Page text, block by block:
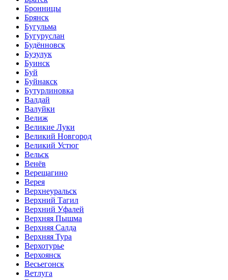
Бронницы
Брянск
Бугульма
Бугуруслан
Будённовск
Бузулук
Буинск
Буй
Буйнакск
Бутурлиновка
Валдай
Валуйки
Велиж
Великие Луки
Великий Новгород
Великий Устюг
Вельск
Венёв
Верещагино
Верея
Верхнеуральск
Верхний Тагил
Верхний Уфалей
Верхняя Пышма
Верхняя Салда
Верхняя Тура
Верхотурье
Верхоянск
Весьегонск
Ветлуга